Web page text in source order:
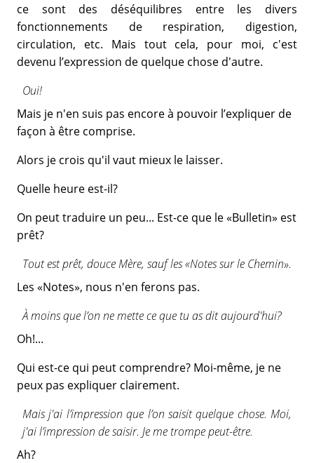
ce sont des déséquilibres entre les divers
fonctionnements de respiration, digestion,
circulation, etc. Mais tout cela, pour moi, c'est
devenu l’expression de quelque chose d'autre.
Oui!
Mais je n'en suis pas encore à pouvoir l’expliquer de
façon à être comprise.
Alors je crois qu'il vaut mieux le laisser.
Quelle heure est-il?
On peut traduire un peu... Est-ce que le «Bulletin» est
prêt?
Tout est prêt, douce Mère, sauf les «Notes sur le Chemin».
Les «Notes», nous n'en ferons pas.
À moins que l’on ne mette ce que tu as dit aujourd'hui?
Oh!...
Qui est-ce qui peut comprendre? Moi-même, je ne
peux pas expliquer clairement.
Mais j'ai l’impression que l’on saisit quelque chose. Moi,
j'ai l’impression de saisir. Je me trompe peut-être.
Ah?